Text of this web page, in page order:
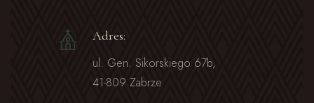
Adres:
ul. Gen. Sikorskiego 67b,
41-809 Zabrze